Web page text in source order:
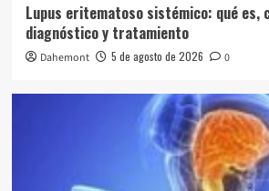
Lupus eritematoso sistémico: qué es,
diagnóstico y tratamiento
Dahemont 5 de agosto de 2026 0